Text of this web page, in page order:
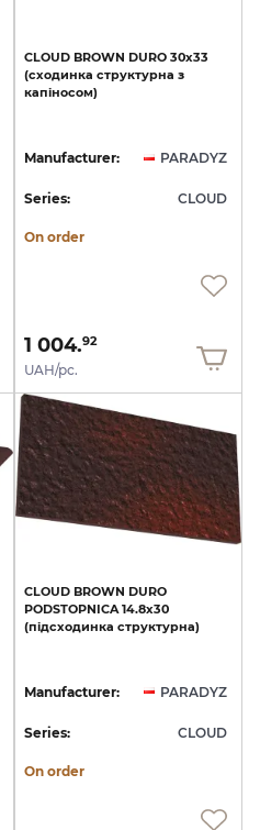
CLOUD BROWN DURO 30х33
(сходинка структурна з
капіносом)
Manufacturer: PARADYZ
Series: CLOUD
On order
1 004.92
UAH/pc.
CLOUD BROWN DURO
PODSTOPNICA 14.8х30
(підсходинка структурна)
Manufacturer: PARADYZ
Series: CLOUD
On order